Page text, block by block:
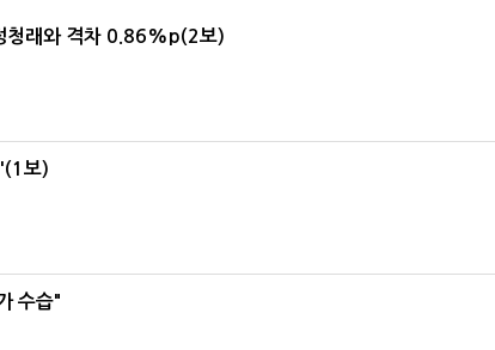
청래와 격차 0.86%p(2보)
'(1보)
수습"